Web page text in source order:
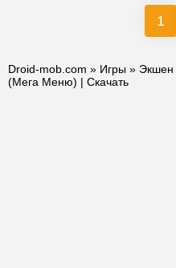
1
Droid-mob.com » Игры » Экшен
(Мега Меню) | Скачать